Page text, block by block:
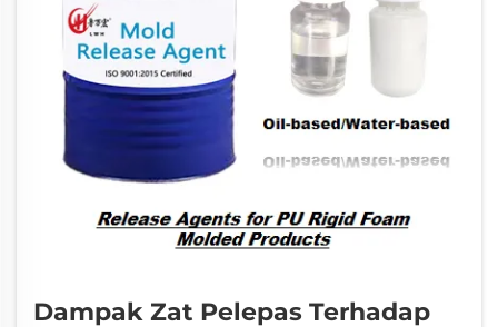
Dampak Zat Pelepas Terhadap